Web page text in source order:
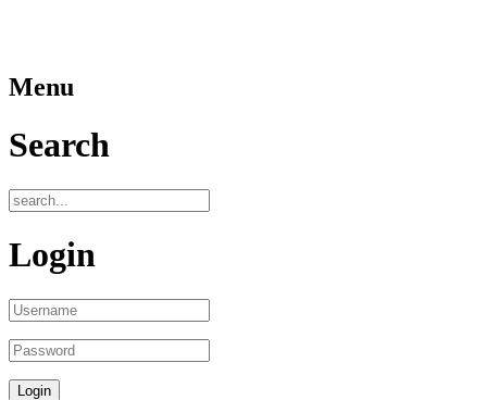
Menu
Search
Login